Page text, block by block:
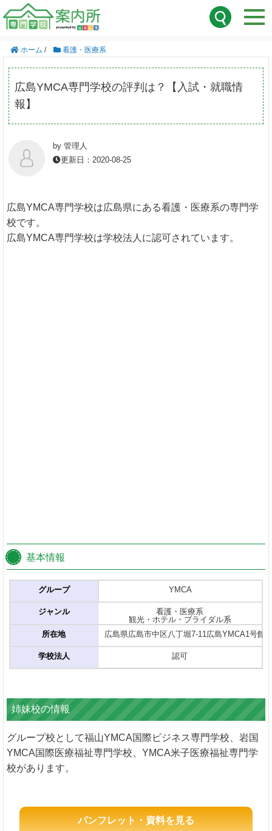
ホーム / 看護・医療系
広島YMCA専門学校の評判は？【入試・就職情
報】
by 管理人
更新日：2020-08-25
広島YMCA専門学校は広島県にある看護・医療系の専門学
校です。
広島YMCA専門学校は学校法人に認可されています。
基本情報
グループ
ジャンル
所在地
学校法人
YMCA
看護・医療系
観光・ホテル・ブライダル系
広島県広島市中区八丁堀7-11広島YMCA1号館
認可
姉妹校の情報
グループ校として福山YMCA国際ビジネス専門学校、岩国
YMCA国際医療福祉専門学校、YMCA米子医療福祉専門学
校があります。
パンフレット・資料を見る